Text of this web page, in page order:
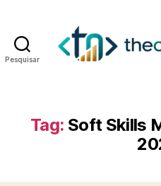
Pesquisar
Tag: Soft Skills